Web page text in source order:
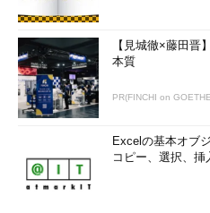
【見城徹×藤田晋
本質
PR(FINCHI on
Excelの基本オブ
コピー、選択、挿